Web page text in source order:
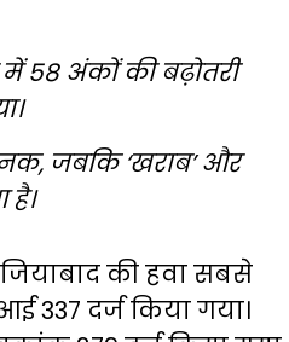
58 अंकों की बढ़ोतरी
जबकि ‘खराब’ और
है।
की हवा सबसे
337 दर्ज किया गया।